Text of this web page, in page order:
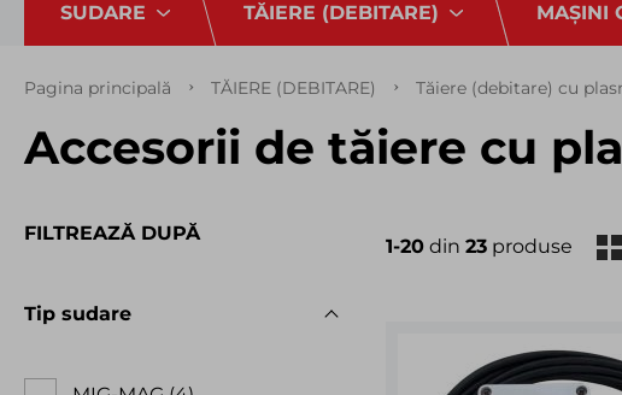
SUDARE TĂIERE (DEBITARE) MAȘINI
Pagina principală TĂIERE (DEBITARE) Tăiere (debitare) cu
Accesorii de tăiere cu
1-20 din 23 produse
FILTREAZĂ DUPĂ
Tip sudare